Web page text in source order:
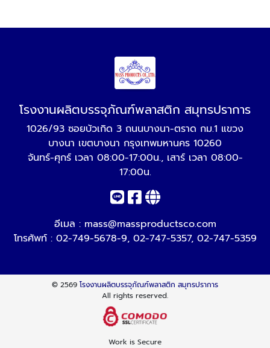
โรงงานผลิตบรรจุภัณฑ์พลาสติก สมุทรปราการ
1026/93 ซอยบัวเกิด 3 ถนนบางนา-ตราด กม.1 แขวง
บางนา เขตบางนา กรุงเทพมหานคร 10260
จันทร์-ศุกร์ เวลา 08:00-17:00น., เสาร์ เวลา 08:00-
17:00น.
อีเมล : mass@massproductsco.com
โทรศัพท์ : 02-749-5678-9, 02-747-5357, 02-747-5359
© 2569 โรงงานผลิตบรรจุภัณฑ์พลาสติก สมุทรปราการ
All rights reserved.
Work is Secure